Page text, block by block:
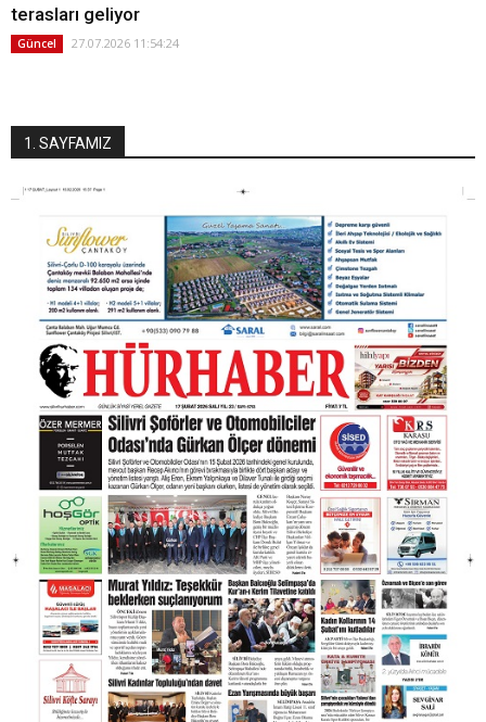
terasları geliyor
Güncel 27.07.2026 11:54:24
1. SAYFAMIZ